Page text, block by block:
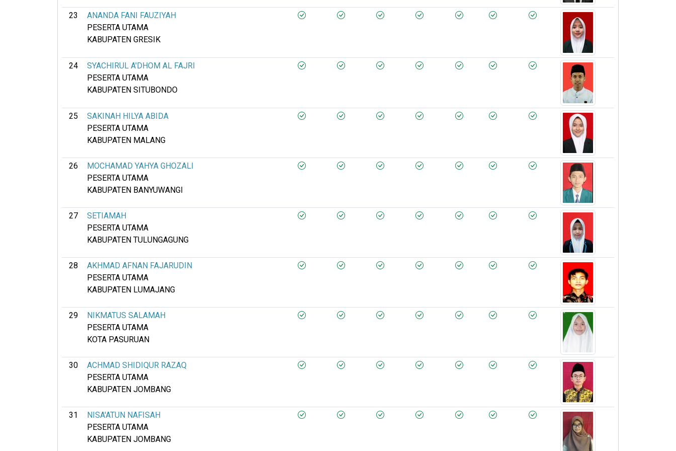
23
ANANDA FANI FAUZIYAH
PESERTA UTAMA
KABUPATEN GRESIK
24
SYACHIRUL A'DHOM AL FAJRI
PESERTA UTAMA
KABUPATEN SITUBONDO
25
SAKINAH HILYA ABIDA
PESERTA UTAMA
KABUPATEN MALANG
26
MOCHAMAD YAHYA GHOZALI
PESERTA UTAMA
KABUPATEN BANYUWANGI
27
SETIAMAH
PESERTA UTAMA
KABUPATEN TULUNGAGUNG
28
AKHMAD AFNAN FAJARUDIN
PESERTA UTAMA
KABUPATEN LUMAJANG
29
NIKMATUS SALAMAH
PESERTA UTAMA
KOTA PASURUAN
30
ACHMAD SHIDIQUR RAZAQ
PESERTA UTAMA
KABUPATEN JOMBANG
31
NISA'ATUN NAFISAH
PESERTA UTAMA
KABUPATEN JOMBANG